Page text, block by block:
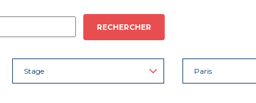
RECHERCHER
Stage Paris